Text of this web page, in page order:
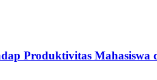
Produktivitas